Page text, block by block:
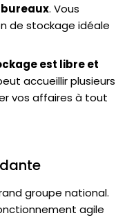
bureaux. Vous
de stockage idéale
est libre et
accueillir plusieurs
vos affaires à tout
groupe national.
agile